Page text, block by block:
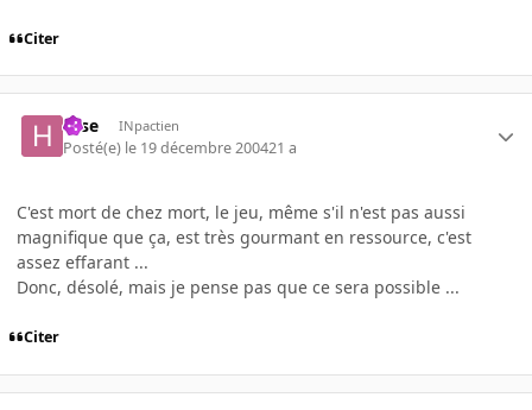
Citer
Hise INpactien
Posté(e) le 19 décembre 200421 a
C'est mort de chez mort, le jeu, même s'il n'est pas aussi
magnifique que ça, est très gourmant en ressource, c'est
assez effarant ...
Donc, désolé, mais je pense pas que ce sera possible ...
Citer